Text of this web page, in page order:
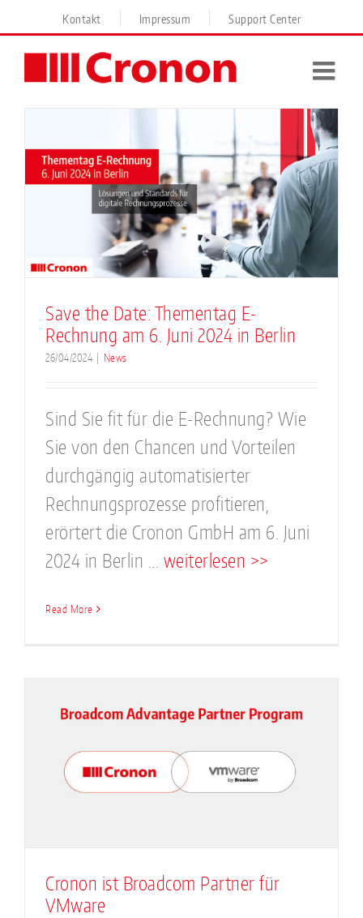
to
Kontakt Impressum Support Center
Save the Date: Thementag E-
Rechnung am 6. Juni 2024 in Berlin
26/04/2024 News
Sind Sie fit für die E-Rechnung? Wie
Sie von den Chancen und Vorteilen
durchgängig automatisierter
Rechnungsprozesse profitieren,
erörtert die Cronon GmbH am 6. Juni
2024 in Berlin ... weiterlesen >>
Read More
Cronon ist Broadcom Partner für
VMware